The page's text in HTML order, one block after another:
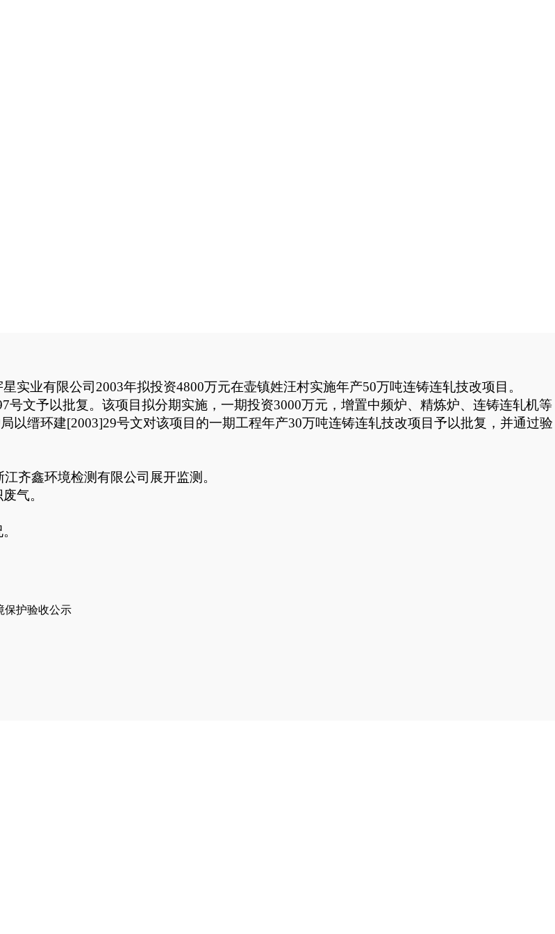
实业有限公司 2003年拟投资4800万元在壶镇姓汪村实施年产50万吨连铸连轧技改项目。
号文予以批复。该项目拟分期实施，一期投资3000万元，增置中频炉、精炼炉、连铸连轧机等
以缙环建[2003]29号文对该项目的一期工程年产30万吨连铸连轧技改项目予以批复，并通过验
齐鑫环境检测有限公司展开监测。
气。
保护验收公示